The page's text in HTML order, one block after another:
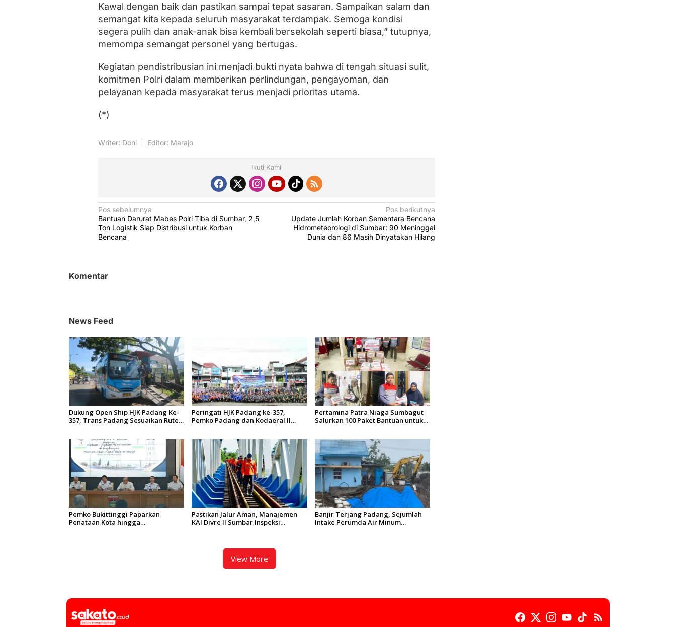
Kawal dengan baik dan pastikan sampai tepat sasaran. Sampaikan salam dan
semangat kita kepada seluruh masyarakat terdampak. Semoga kondisi
segera pulih dan anak-anak bisa kembali bersekolah seperti biasa,” tutupnya,
memompa semangat personel yang bertugas.
Kegiatan pendistribusian ini menjadi bukti nyata bahwa di tengah situasi sulit,
komitmen Polri dalam memberikan perlindungan, pengayoman, dan
pelayanan kepada masyarakat terus menjadi prioritas utama.
(*)
Writer: Doni Editor: Marajo
Ikuti Kami
N
a
v
a
p
o
s
Pos sebelumnya
Bantuan Darurat Mabes Polri Tiba di Sumbar, 2,5
Ton Logistik Siap Distribusi untuk Korban
Bencana
Pos berikutnya
Update Jumlah Korban Sementara Bencana
Hidrometeorologi di Sumbar: 90 Meninggal
Dunia dan 86 Masih Dinyatakan Hilang
Komentar
News Feed
Dukung Open Ship HJK Padang Ke-
357, Trans Padang Sesuaikan Rute
Peringati HJK Padang ke-357,
Pemko Padang dan Kodaeral II
Pertamina Patra Niaga Sumbagut
Salurkan 100 Paket Bantuan untuk
Pemko Bukittinggi Paparkan
Penataan Kota hingga
Pastikan Jalur Aman, Manajemen
KAI Divre II Sumbar Inspeksi
Banjir Terjang Padang, Sejumlah
Intake Perumda Air Minum
View More